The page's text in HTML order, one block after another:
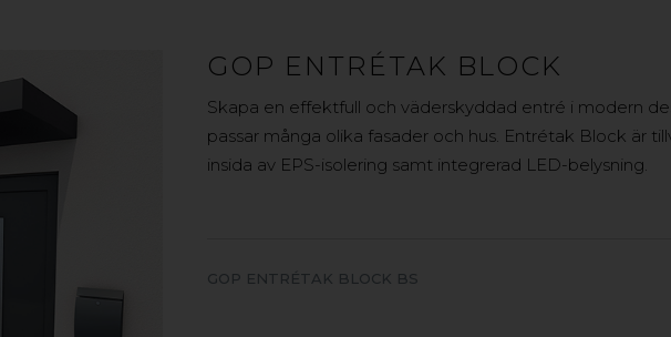
GOP ENTRÉTAK BLOCK
Skapa en effektfull och väderskyddad entré i modern
passar många olika fasader och hus. Entrétak Block är
insida av EPS-isolering samt integrerad LED-belysning.
GOP ENTRÉTAK BLOCK BS